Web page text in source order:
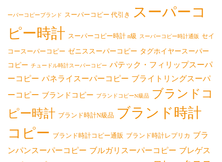
ーパーコピーブランド スーパーコピー 代引き
スーパーコ
ピー時計 スーパーコピー時計 n級 スーパーコピー時計通販 セイ
コースーパーコピー ゼニススーパーコピー タグホイヤースーパー
コピー チュードル時計スーパーコピー パテック・フィリップスーパ
ーコピー パネライスーパーコピー ブライトリングスーパ
ーコピー ブランドコピー ブランドコピーN級品 ブランドコ
ピー時計 ブランド時計N級品 ブランド時計
コピー ブランド時計コピー通販 ブランド時計レプリカ ブラ
ンパンスーパーコピー ブルガリスーパーコピー ブレゲス